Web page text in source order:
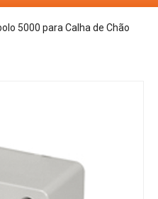
5000 para Calha de Chão